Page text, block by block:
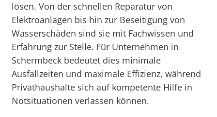
lösen. Von der schnellen Reparatur von
Elektroanlagen bis hin zur Beseitigung von
Wasserschäden sind sie mit Fachwissen und
Erfahrung zur Stelle. Für Unternehmen in
Schermbeck bedeutet dies minimale
Ausfallzeiten und maximale Effizienz, während
Privathaushalte sich auf kompetente Hilfe in
Notsituationen verlassen können.